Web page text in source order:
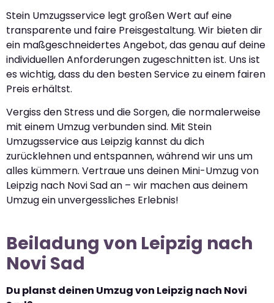
Stein Umzugsservice legt großen Wert auf eine
transparente und faire Preisgestaltung. Wir bieten dir
ein maßgeschneidertes Angebot, das genau auf deine
individuellen Anforderungen zugeschnitten ist. Uns ist
es wichtig, dass du den besten Service zu einem fairen
Preis erhältst.
Vergiss den Stress und die Sorgen, die normalerweise
mit einem Umzug verbunden sind. Mit Stein
Umzugsservice aus Leipzig kannst du dich
zurücklehnen und entspannen, während wir uns um
alles kümmern. Vertraue uns deinen Mini-Umzug von
Leipzig nach Novi Sad an – wir machen aus deinem
Umzug ein unvergessliches Erlebnis!
Beiladung von Leipzig nach
Novi Sad
Du planst deinen Umzug von Leipzig nach Novi